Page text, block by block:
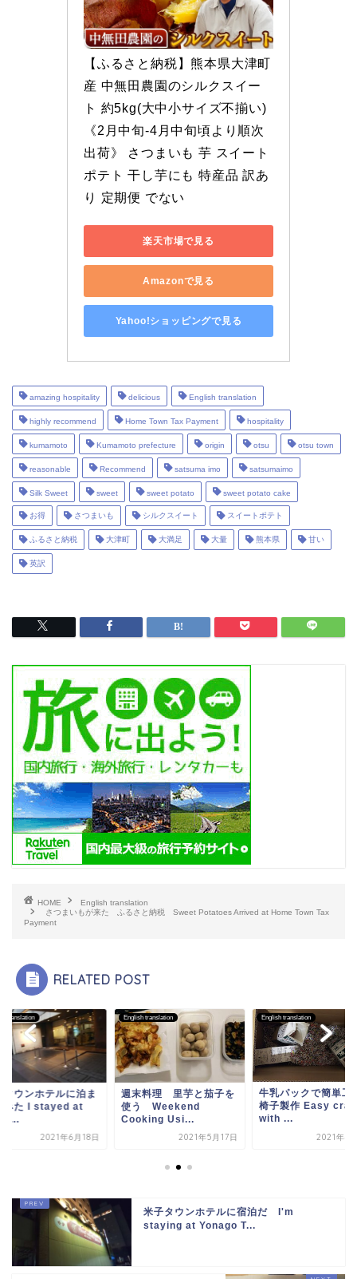
【ふるさと納税】熊本県大津町
産 中無田農園のシルクスイー
ト 約5kg(大中小サイズ不揃い)
《2月中旬-4月中旬頃より順次
出荷》 さつまいも 芋 スイート
ポテト 干し芋にも 特産品 訳あ
り 定期便 でない
楽天市場で見る
Amazonで見る
Yahoo!ショッピングで見る
amazing hospitality delicious English translation
highly recommend Home Town Tax Payment hospitality
kumamoto Kumamoto prefecture origin otsu otsu town
reasonable Recommend satsuma imo satsumaimo
Silk Sweet sweet sweet potato sweet potato cake
お得 さつまいも シルクスイート スイートポテト
ふるさと納税 大津町 大満足 大量 熊本県 甘い
英訳
HOME
English translation
さつまいもが来た ふるさと納税 Sweet Potatoes Arrived at Home Town Tax
Payment
RELATED POST
translation
タウンホテルに泊ま
みた I stayed at
S...
2021年6月18日
English translation
週末料理 里芋と茄子を
使う Weekend
Cooking Usi...
2021年5月17日
English translation
牛乳パックで簡単
椅子製作 Easy
with ...
2021年4
米子タウンホテルに宿泊だ I'm
staying at Yonago T...